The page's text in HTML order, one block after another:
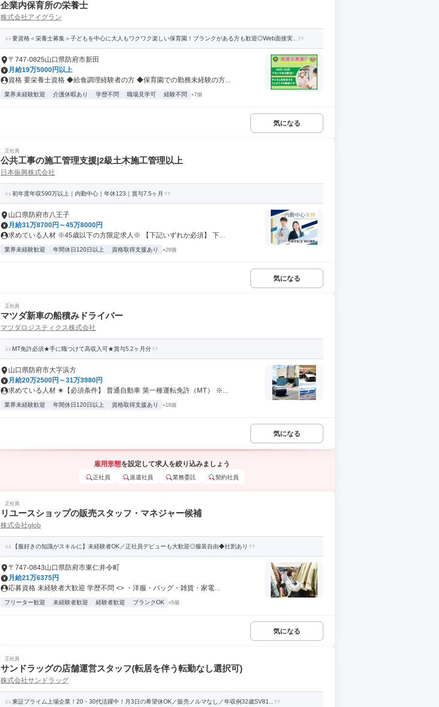
企業内保育所の栄養士
株式会社アイグラン
要資格＜栄養士募集＞子どもを中心に大人もワクワク楽しい保育園！ブランクがある方も歓迎◎Web面接実...
〒747-0825山口県防府市新田
月給19万5000円以上
資格 要栄養士資格 ◆給食調理経験者の方 ◆保育園での勤務未経験の方...
業界未経験歓迎 介護休暇あり 学歴不問 職場見学可 経験不問 +7個
気になる
正社員
公共工事の施工管理支援|2級土木施工管理以上
日本振興株式会社
初年度年収590万以上｜内勤中心｜年休123｜賞与7.5ヶ月
山口県防府市八王子
月給31万8700円～45万8000円
求めている人材 ※45歳以下の方限定求人※ 【下記いずれか必須】 下...
業界未経験歓迎 年間休日120日以上 資格取得支援あり +29個
気になる
正社員
マツダ新車の船積みドライバー
マツダロジスティクス株式会社
MT免許必須★手に職つけて高収入可★賞与5.2ヶ月分
山口県防府市大字浜方
月給20万2500円～31万3980円
求めている人材 ✬【必須条件】 普通自動車 第一種運転免許（MT） ※...
業界未経験歓迎 年間休日120日以上 資格取得支援あり +18個
気になる
雇用形態を設定して求人を絞り込みましょう
正社員 派遣社員 業務委託 契約社員
正社員
リユースショップの販売スタッフ・マネジャー候補
株式会社glob
【服好きの知識がスキルに】未経験者OK／正社員デビューも大歓迎◎服装自由◆社割あり
〒747-0843山口県防府市東仁井令町
月給21万6375円
応募資格 未経験者大歓迎 学歴不問 <> ・洋服・バッグ・雑貨・家電...
フリーター歓迎 未経験者歓迎 経験者歓迎 ブランクOK +5個
気になる
正社員
サンドラッグの店舗運営スタッフ(転居を伴う転勤なし選択可)
株式会社サンドラッグ
東証プライム上場企業！20・30代活躍中！月3日の希望休OK／販売ノルマなし／年収例32歳SV81...